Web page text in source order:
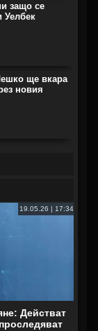
защо се
Уелбек
ще вкара
новия
19.05.26 | 17:34
Действат